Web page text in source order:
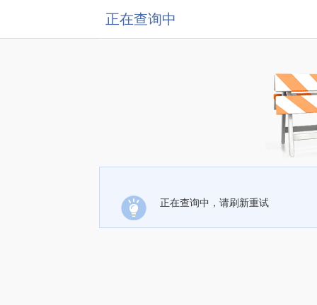
正在查询中
正在查询中，请刷新重试